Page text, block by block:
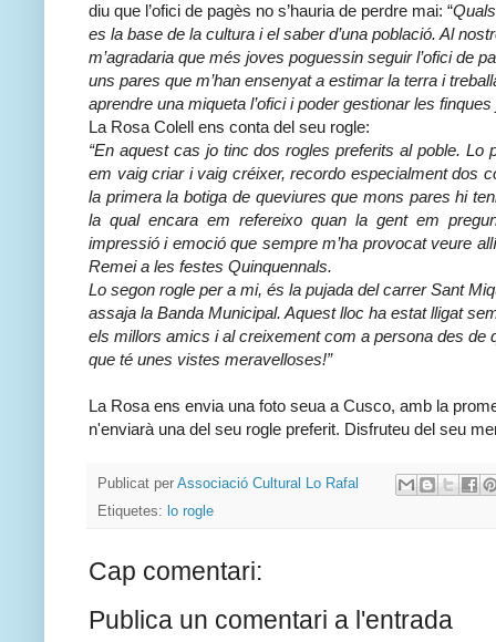
diu que l’ofici de pagès no s’hauria de perdre mai: “
es la base de la cultura i el saber d’una població. Al
m’agradaria que més joves poguessin seguir l’ofici de
uns pares que m’han ensenyat a estimar la terra i
aprendre una miqueta l’ofici i poder gestionar les
La Rosa Colell ens conta del seu rogle:
“En aquest cas jo tinc dos rogles preferits al poble. Lo
em vaig criar i vaig créixer, recordo especialment dos
la primera la botiga de queviures que mons pares hi
la qual encara em refereixo quan la gent em
impressió i emoció que sempre m’ha provocat veure
Remei a les festes Quinquennals.
Lo segon rogle per a mi, és la pujada del carrer Sant
assaja la Banda Municipal. Aquest lloc ha estat lligat
els millors amics i al creixement com a persona des de
que té unes vistes meravelloses!”
La Rosa ens envia una foto seua a Cusco, amb la
n'enviarà una del seu rogle preferit. Disfruteu del seu
Publicat per Associació Cultural Lo Rafal
Etiquetes: lo rogle
Cap comentari:
Publica un comentari a l'entrada